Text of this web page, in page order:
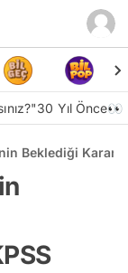
30 Yıl Önce👀
Beklediği Karar